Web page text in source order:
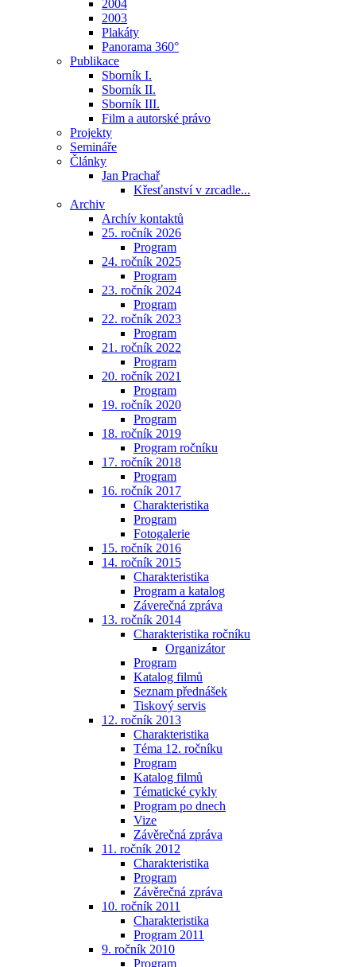
2004
2003
Plakáty
Panorama 360°
Publikace
Sborník I.
Sborník II.
Sborník III.
Film a autorské právo
Projekty
Semináře
Články
Jan Prachař
Křesťanství v zrcadle...
Archiv
Archív kontaktů
25. ročník 2026
Program
24. ročník 2025
Program
23. ročník 2024
Program
22. ročník 2023
Program
21. ročník 2022
Program
20. ročník 2021
Program
19. ročník 2020
Program
18. ročník 2019
Program ročníku
17. ročník 2018
Program
16. ročník 2017
Charakteristika
Program
Fotogalerie
15. ročník 2016
14. ročník 2015
Charakteristika
Program a katalog
Záverečná zpráva
13. ročník 2014
Charakteristika ročníku
Organizátor
Program
Katalog filmů
Seznam přednášek
Tiskový servis
12. ročník 2013
Charakteristika
Téma 12. ročníku
Program
Katalog filmů
Tématické cykly
Program po dnech
Vize
Závěrečná zpráva
11. ročník 2012
Charakteristika
Program
Závěrečná zpráva
10. ročník 2011
Charakteristika
Program 2011
9. ročník 2010
Program